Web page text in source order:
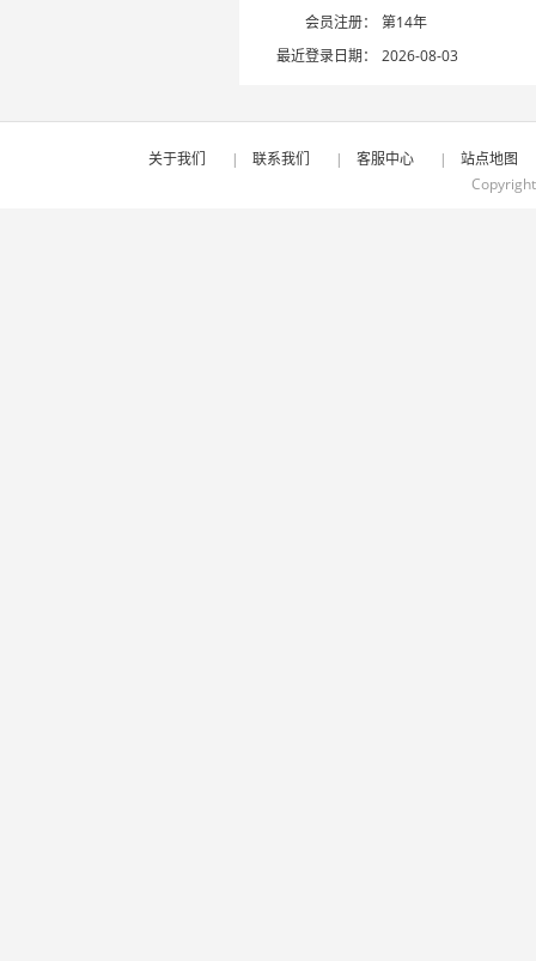
会员注册：
第14年
最近登录日期：
2026-08-03
关于我们 | 联系我们 | 客服中心 |
站点地图